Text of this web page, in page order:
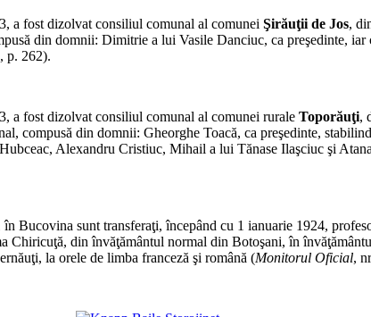
a fost dizolvat consiliul comunal al comunei Şirăuţii de Jos,
din domnii: Dimitrie a lui Vasile Danciuc, ca preşedinte,
p. 262).
a fost dizolvat consiliul comunal al comunei rurale Toporăuţi,
compusă din domnii: Gheorghe Toacă, ca preşedinte,
Alexandru Cristiuc, Mihail a lui Tănase Ilaşciuc şi
Bucovina sunt transferaţi, începând cu 1 ianuarie 1924,
Chiricuţă, din învăţământul normal din Botoşani, în
la orele de limba franceză şi română (Monitorul Oficial,